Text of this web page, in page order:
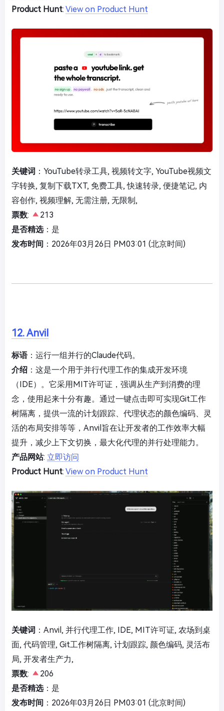
Product Hunt: View on Product Hunt
关键词 ：YouTube转录工具, 视频转文字, YouTube视频文
字转换, 复制下载TXT, 免费工具, 快速转录, 便捷笔记, 内
容创作, 视频理解, 无需注册, 无限制,
票数:
213
是否精选：是
发布时间 ：2026年03月26日 PM03:01 (北京时间)
12. Anvil
标语：运行一组并行的Claude代码。
介绍 ：这是一个用于并行代理工作的集成开发环境
（IDE）。它采用MIT许可证，强调从生产到消费的理
念，使用起来十分有趣。通过一键点击即可实现Git工作
树隔离，提供一流的计划跟踪、代理状态的颜色编码、灵
活的布局安排等等，Anvil旨在让开发者的工作效率大幅
提升，减少上下文切换，最大化代理的并行处理能力。
产品网站: 立即访问
Product Hunt: View on Product Hunt
关键词 ：Anvil, 并行代理工作, IDE, MIT许可证, 农场到桌
面, 代码管理, Git工作树隔离, 计划跟踪, 颜色编码, 灵活布
局, 开发者生产力,
票数:
206
是否精选：是
发布时间 ：2026年03月26日 PM03:01 (北京时间)